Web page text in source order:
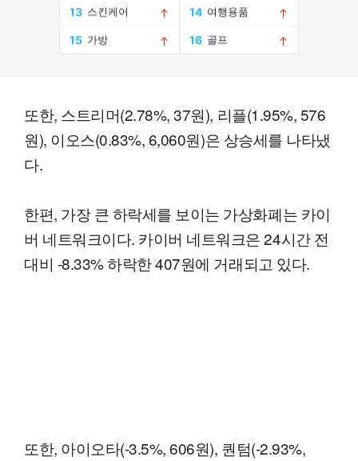
또한, 스트리머(2.78%, 37원), 리플(1.95%, 576
원), 이오스(0.83%, 6,060원)은 상승세를 나타냈
다.
한편, 가장 큰 하락세를 보이는 가상화폐는 카이
버 네트워크이다. 카이버 네트워크은 24시간 전
대비 -8.33% 하락한 407원에 거래되고 있다.
또한, 아이오타(-3.5%, 606원), 퀀텀(-2.93%,